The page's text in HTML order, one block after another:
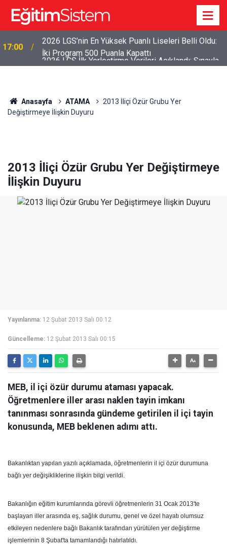
12:45
2026 LGS İlk Yerleştirme Verileri Açıklandı: Sınavla
Alan Liseler Yüzde 95,76 Doldu
Anasayfa ATAMA
2013 İliçi Özür Grubu Yer
Değiştirmeye İlişkin Duyuru
2013 İliçi Özür Grubu Yer Değiştirmeye
İlişkin Duyuru
Yayınlanma: 12 Şubat 2013 Salı 00:12
Güncelleme: 12 Şubat 2013 Salı 00:15
MEB, il içi özür durumu ataması yapacak.
Öğretmenlere iller arası naklen tayin imkanı
tanınması sonrasında gündeme getirilen il içi tayin
konusunda, MEB beklenen adımı attı.
Bakanlıktan yapılan yazılı açıklamada, öğretmenlerin il içi özür durumuna
bağlı yer değişikliklerine ilişkin bilgi verildi.
Bakanlığın eğitim kurumlarında görevli öğretmenlerin 31 Ocak 2013'te
başlayan iller arasında eş, sağlık durumu, genel ve özel hayatı olumsuz
etkileyen nedenlere bağlı Bakanlık tarafından yürütülen yer değiştirme
işlemlerinin 8 Şubat'ta tamamlandığı hatırlatıldı.